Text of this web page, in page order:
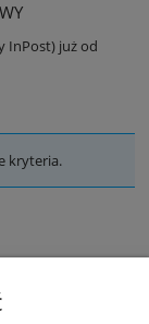
InPost) już od
kryteria.